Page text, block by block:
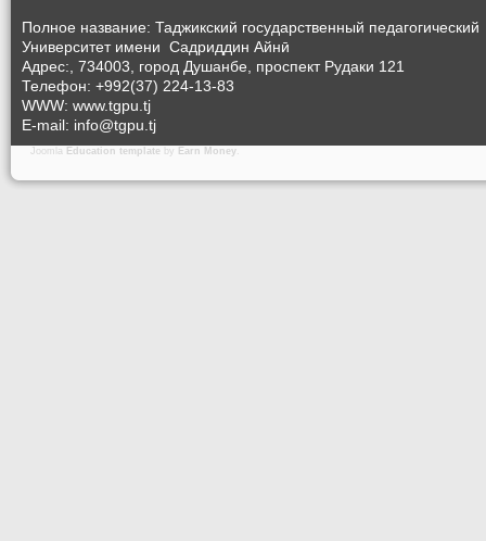
Полное название: Таджикский государственный педагогический
Университет имени Садриддин Айнӣ
Адрес:, 734003, город Душанбе, проспект Рудаки 121
Телефон: +992(37) 224-13-83
WWW: www.tgpu.tj
E-mail: info@tgpu.tj
Joomla Education template by Earn Money.